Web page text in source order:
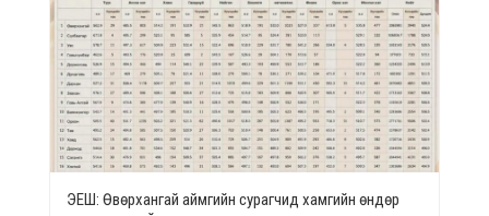
ЭЕШ: Өвөрхангай аймгийн сурагчид хамгийн өндөр